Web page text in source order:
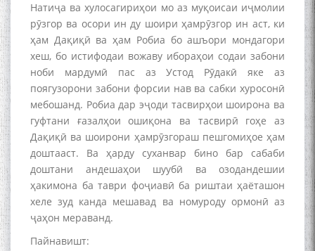
Натиҷа ва хулосагириҳои мо аз муқоисаи иҷмолии
рӯзгор ва осори ин ду шоири ҳамрӯзгор ин аст, ки
ҳам Дақиқӣ ва ҳам Робиа бо ашъори мондагори
хеш, бо истифодаи вожаву ибораҳои содаи забони
ноби мардумӣ пас аз Устод Рӯдакӣ яке аз
поягузорони забони форсии нав ва сабки хуросонӣ
мебошанд. Робиа дар эҷоди тасвирҳои шоирона ва
гуфтани ғазалҳои ошиқона ва тасвирӣ гоҳе аз
Дақиқӣ ва шоирони ҳамрӯзгораш пешгомиҳое ҳам
доштааст. Ва ҳарду суханвар бино бар сабаби
доштани андешаҳои шуубӣ ва озодандешии
ҳакимона ба таври фоҷиавӣ ба риштаи ҳаёташон
хеле зуд канда мешавад ва номуроду ормонӣ аз
ҷаҳон мераванд.
Пайнавишт:БА МУНОСИБАТИ